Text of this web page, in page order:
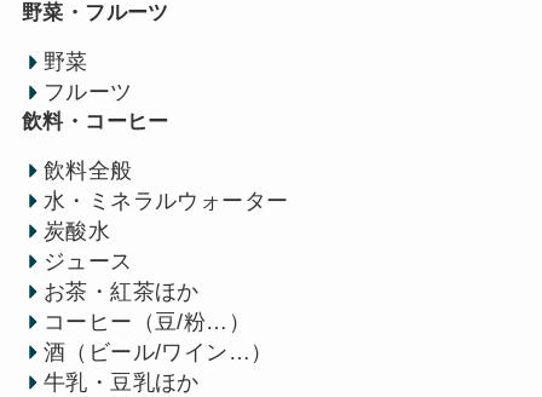
野菜・フルーツ
野菜
フルーツ
飲料・コーヒー
飲料全般
水・ミネラルウォーター
炭酸水
ジュース
お茶・紅茶ほか
コーヒー（豆/粉…）
酒（ビール/ワイン…）
牛乳・豆乳ほか